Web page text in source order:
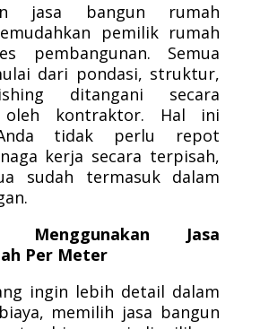
jasa bangun rumah
pemilik rumah
pembangunan. Semua
dari pondasi, struktur,
ditangani secara
oleh kontraktor. Hal ini
tidak perlu repot
kerja secara terpisah,
sudah termasuk dalam
Menggunakan Jasa
Per Meter
ingin lebih detail dalam
memilih jasa bangun